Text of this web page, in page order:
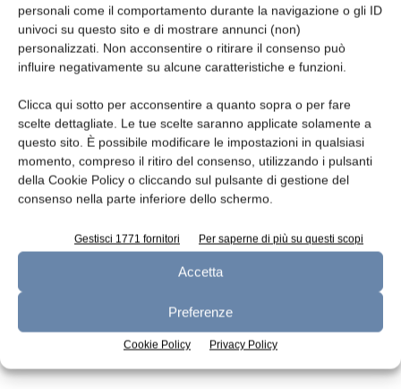
personali come il comportamento durante la navigazione o gli ID
univoci su questo sito e di mostrare annunci (non)
personalizzati. Non acconsentire o ritirare il consenso può
influire negativamente su alcune caratteristiche e funzioni.
Clicca qui sotto per acconsentire a quanto sopra o per fare
scelte dettagliate. Le tue scelte saranno applicate solamente a
questo sito. È possibile modificare le impostazioni in qualsiasi
momento, compreso il ritiro del consenso, utilizzando i pulsanti
della Cookie Policy o cliccando sul pulsante di gestione del
consenso nella parte inferiore dello schermo.
Gestisci 1771 fornitori Per saperne di più su questi scopi
Accetta
Preferenze
Cookie Policy Privacy Policy
n.6 - Giugno 2026 n.5 - Maggio 2026
Edicola Web